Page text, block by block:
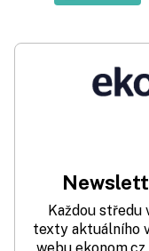
Každou středu
texty aktuálního